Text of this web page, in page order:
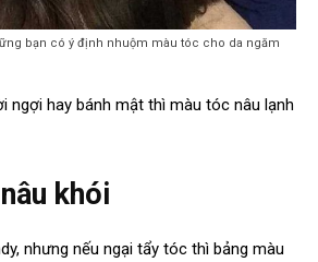
bạn có ý định nhuộm màu tóc cho da ngăm
ngợi hay bánh mật thì màu tóc nâu lạnh
khói
nhưng nếu ngại tẩy tóc thì bảng màu